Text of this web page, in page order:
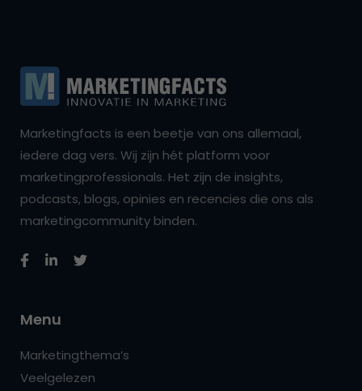
Marketingfacts is een beetje van ons allemaal,
iedere dag vers. Wij zijn hét platform voor
marketingprofessionals. Het zijn de insights,
podcasts, blogs, opinies en recencies die ons als
marketingcommunity binden.
Menu
Marketingthema’s
Veelgelezen